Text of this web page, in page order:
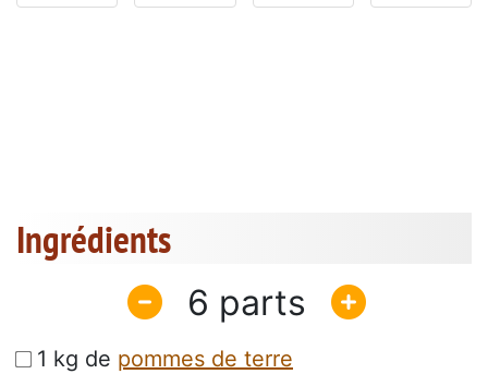
Ingrédients
6
1 kg de pommes de terre